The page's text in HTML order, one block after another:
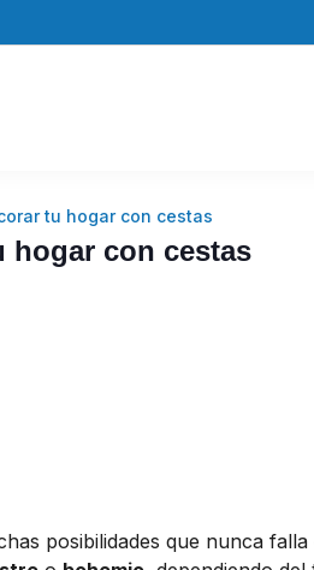
tu hogar con cestas
hogar con cestas
posibilidades que nunca